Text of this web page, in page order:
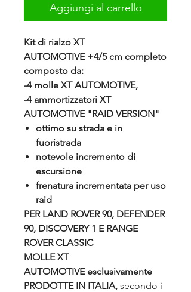
Aggiungi al carrello
Kit di rialzo XT
AUTOMOTIVE +4/5 cm completo
composto da:
-4 molle XT AUTOMOTIVE,
-4 ammortizzatori XT
AUTOMOTIVE "RAID VERSION"
ottimo su strada e in
fuoristrada
notevole incremento di
escursione
frenatura incrementata per uso
raid
PER LAND ROVER 90, DEFENDER
90, DISCOVERY 1 E RANGE
ROVER CLASSIC
MOLLE XT
AUTOMOTIVE esclusivamente
PRODOTTE IN ITALIA, secondo i